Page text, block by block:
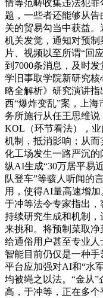
情等范畴收集违法犯
题，一些者还能够从
关的贸易勾当中获益
机关发觉，通知对预制
片、视频以至所谓“回
到7000条消息，及时
学旧事取学院新研究
略全解析》研究演讲
西“爆炸变乱”案，上
务所施行从任王思维说
KOL（环节看法），
机制，抵消影响；从
化工场发生一路严沉
纵AI生成“30万居平易
队登车”等骇人听闻的
用，使得AI量高速增
于冲等法令专家指出，
持续研究生成和机制
来挑和。将预制菜取净
给通俗用户甚至专业
智能目前仍仅是一种
平台应加强对AI和“水
均被绳之以法。“金从
高，于冲等，正在多